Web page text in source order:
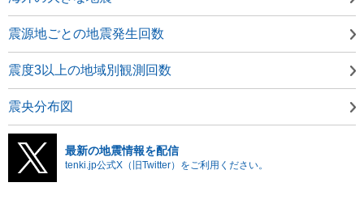
震源地ごとの地震発生回数
震度3以上の地域別観測回数
震央分布図
最新の地震情報を配信
tenki.jp公式X（旧Twitter）をご利用ください。